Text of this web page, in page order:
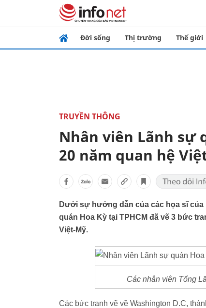
Đời sống Thị trường Thế giới
TRUYỀN THÔNG
Nhân viên Lãnh sự
20 năm quan hệ
Dưới sự hướng dẫn của các họa sĩ
quán Hoa Kỳ tại TPHCM đã vẽ 3 bức
Việt-Mỹ.
Các nhân viên Tổng
Các bức tranh vẽ về Washington D.C,